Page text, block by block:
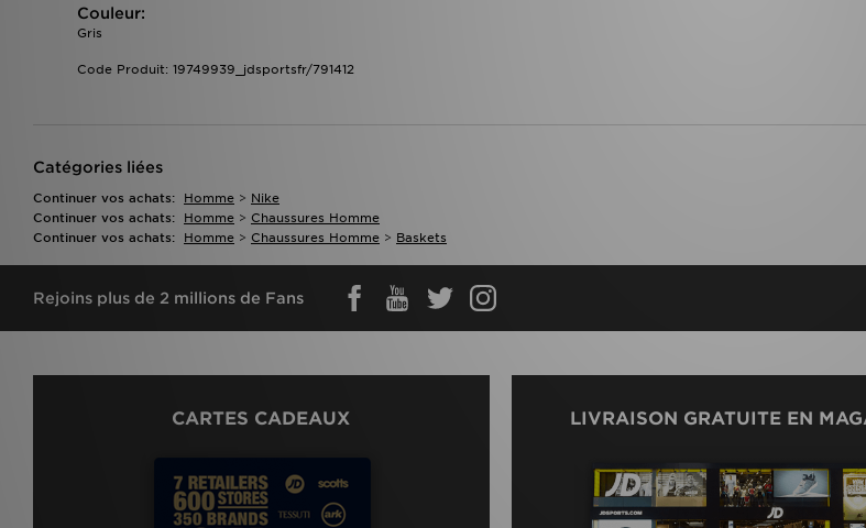
Couleur:
Gris
Code Produit: 19749939_jdsportsfr/791412
Catégories liées
Continuer vos achats: Homme > Nike
Continuer vos achats:
Homme > Chaussures Homme
Continuer vos achats:
Homme > Chaussures Homme > Baskets
Rejoins plus de 2 millions de Fans
CARTES CADEAUX LIVRAISON GRATUITE EN